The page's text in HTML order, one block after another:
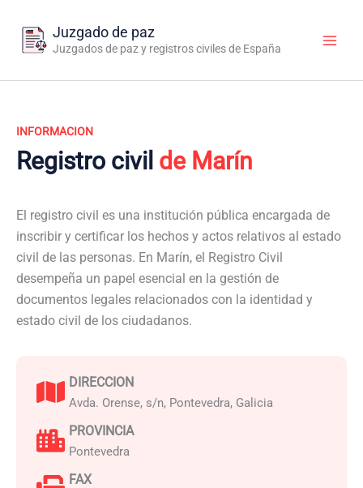
contenido
Juzgado de paz
Juzgados de paz y registros civiles de España
INFORMACION
Registro civil de Marín
El registro civil es una institución pública encargada de
inscribir y certificar los hechos y actos relativos al estado
civil de las personas. En Marín, el Registro Civil
desempeña un papel esencial en la gestión de
documentos legales relacionados con la identidad y
estado civil de los ciudadanos.
DIRECCION
Avda. Orense, s/n, Pontevedra, Galicia
PROVINCIA
Pontevedra
FAX